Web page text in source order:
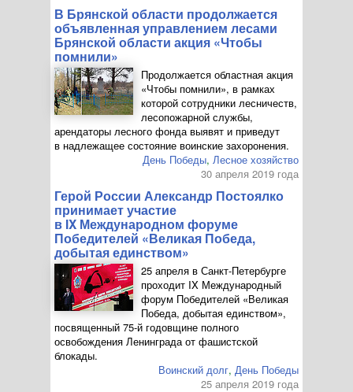
В Брянской области продолжается
объявленная управлением лесами
Брянской области акция «Чтобы
помнили»
Продолжается областная акция
«Чтобы помнили», в рамках
которой сотрудники лесничеств,
лесопожарной службы,
арендаторы лесного фонда выявят и приведут
в надлежащее состояние воинские захоронения.
День Победы, Лесное хозяйство
30 апреля 2019 года
Герой России Александр Постоялко
принимает участие
в IX Международном форуме
Победителей «Великая Победа,
добытая единством»
25 апреля в Санкт-Петербурге
проходит IX Международный
форум Победителей «Великая
Победа, добытая единством»,
посвященный 75-й годовщине полного
освобождения Ленинграда от фашистской
блокады.
Воинский долг, День Победы
25 апреля 2019 года